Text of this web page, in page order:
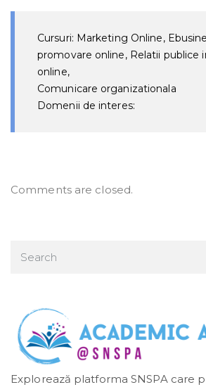
Cursuri: Marketing Online,
promovare online, Relatii publice
online,
Comunicare organizationala
Domenii de interes:
Comments are closed.
Explorează platforma SNSPA care